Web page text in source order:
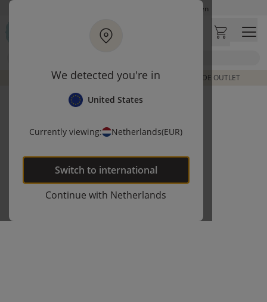
We detected you're in
United States
Currently viewing: Netherlands(EUR)
Switch to international
Continue with Netherlands
Ga naar hoofdinhoudOp werkdagen besteld, zelfde dag verzonden
Let op: vertraging bij PostNL. Levering duurt mogelijk langer
Bezoek onze concept store
DE LAATSTE ITEMS UIT VORIGE COLLECTIES | SHOP DE OUTLET